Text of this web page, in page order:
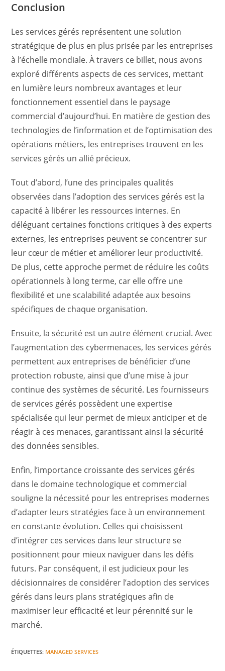
Conclusion
Les services gérés représentent une solution
stratégique de plus en plus prisée par les entreprises
à l’échelle mondiale. À travers ce billet, nous avons
exploré différents aspects de ces services, mettant
en lumière leurs nombreux avantages et leur
fonctionnement essentiel dans le paysage
commercial d’aujourd’hui. En matière de gestion des
technologies de l’information et de l’optimisation des
opérations métiers, les entreprises trouvent en les
services gérés un allié précieux.
Tout d’abord, l’une des principales qualités
observées dans l’adoption des services gérés est la
capacité à libérer les ressources internes. En
déléguant certaines fonctions critiques à des experts
externes, les entreprises peuvent se concentrer sur
leur cœur de métier et améliorer leur productivité.
De plus, cette approche permet de réduire les coûts
opérationnels à long terme, car elle offre une
flexibilité et une scalabilité adaptée aux besoins
spécifiques de chaque organisation.
Ensuite, la sécurité est un autre élément crucial. Avec
l’augmentation des cybermenaces, les services gérés
permettent aux entreprises de bénéficier d’une
protection robuste, ainsi que d’une mise à jour
continue des systèmes de sécurité. Les fournisseurs
de services gérés possèdent une expertise
spécialisée qui leur permet de mieux anticiper et de
réagir à ces menaces, garantissant ainsi la sécurité
des données sensibles.
Enfin, l’importance croissante des services gérés
dans le domaine technologique et commercial
souligne la nécessité pour les entreprises modernes
d’adapter leurs stratégies face à un environnement
en constante évolution. Celles qui choisissent
d’intégrer ces services dans leur structure se
positionnent pour mieux naviguer dans les défis
futurs. Par conséquent, il est judicieux pour les
décisionnaires de considérer l’adoption des services
gérés dans leurs plans stratégiques afin de
maximiser leur efficacité et leur pérennité sur le
marché.
ÉTIQUETTES: MANAGED SERVICES